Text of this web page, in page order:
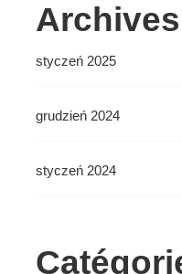
Archives
styczeń 2025
grudzień 2024
styczeń 2024